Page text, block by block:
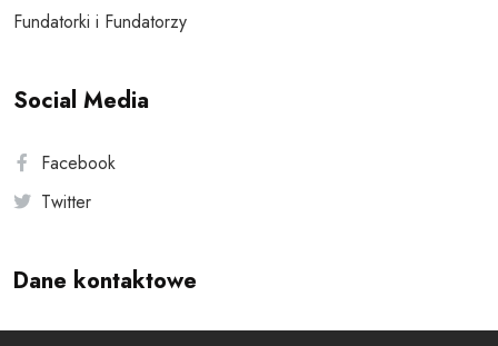
Fundatorki i Fundatorzy
Social Media
Facebook
Twitter
Dane kontaktowe